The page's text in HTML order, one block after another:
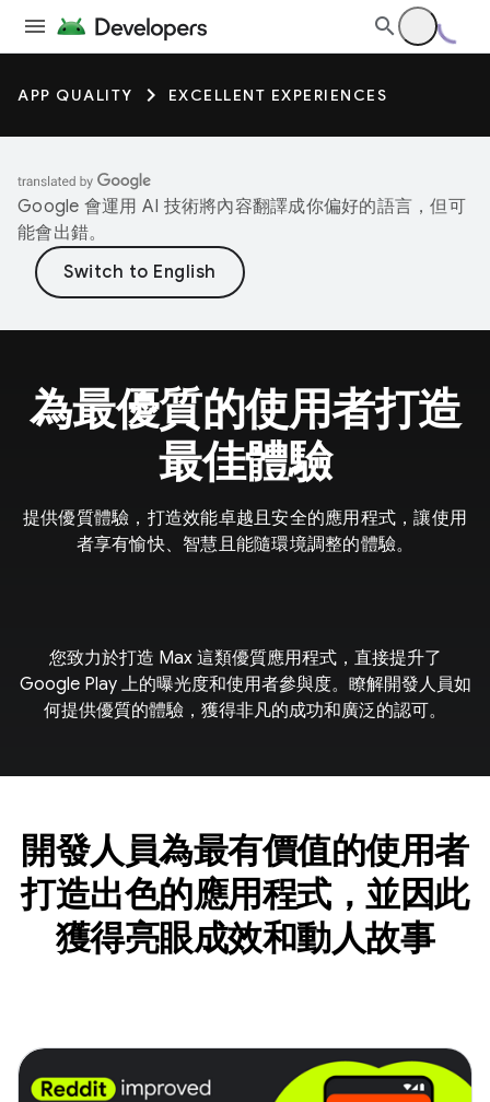
APP QUALITY EXCELLENT EXPERIENCES
Google 會運用 AI 技術將內容翻譯成你偏好的語言，但可
能會出錯。
為最優質的使用者打造
最佳體驗
提供優質體驗，打造效能卓越且安全的應用程式，讓使用
者享有愉快、智慧且能隨環境調整的體驗。
您致力於打造 Max 這類優質應用程式，直接提升了
Google Play 上的曝光度和使用者參與度。瞭解開發人員如
何提供優質的體驗，獲得非凡的成功和廣泛的認可。
開發人員為最有價值的使用者
打造出色的應用程式，並因此
獲得亮眼成效和動人故事